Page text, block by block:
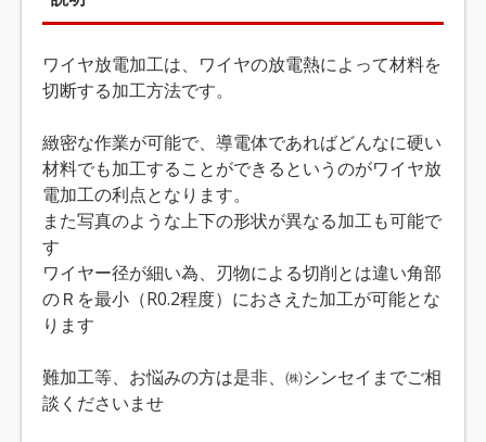
ワイヤ放電加工は、ワイヤの放電熱によって材料を
切断する加工方法です。
緻密な作業が可能で、導電体であればどんなに硬い
材料でも加工することができるというのがワイヤ放
電加工の利点となります。
また写真のような上下の形状が異なる加工も可能で
す
ワイヤー径が細い為、刃物による切削とは違い角部
のＲを最小（R0.2程度）におさえた加工が可能とな
ります
難加工等、お悩みの方は是非、㈱シンセイまでご相
談くださいませ